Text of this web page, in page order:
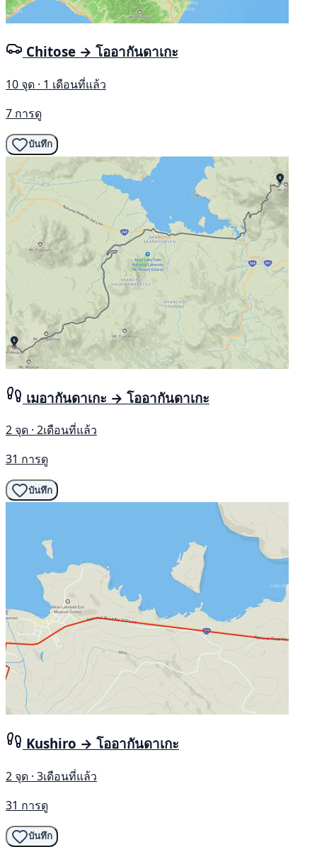
Chitose → โออากันดาเกะ
10 จุด · 1 เดือนที่แล้ว
7 การดู
บันทึก
เมอากันดาเกะ → โออากันดาเกะ
2 จุด · 2เดือนที่แล้ว
31 การดู
บันทึก
Kushiro → โออากันดาเกะ
2 จุด · 3เดือนที่แล้ว
31 การดู
บันทึก